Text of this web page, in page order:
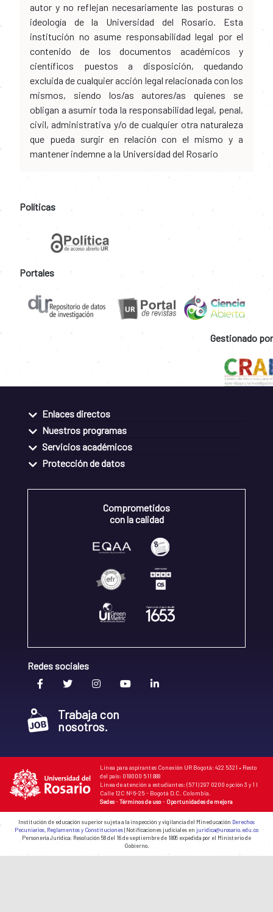
autor y no reflejan necesariamente las posturas o
ideología de la Universidad del Rosario. Esta
institución no asume responsabilidad legal por el
contenido de los documentos académicos y
científicos puestos a disposición, quedando
excluida de cualquier acción legal relacionada con los
mismos, siendo los/as autores/as quienes se
obligan a asumir toda la responsabilidad legal, penal,
civil, administrativa y/o de cualquier otra naturaleza
que pueda surgir en relación con el mismo y a
mantener indemne a la Universidad del Rosario
Políticas
Portales
Gestionado por
Enlaces directos
Nuestros programas
Servicios académicos
Protección de datos
Comprometidos
con la calidad
Redes sociales
Trabaja con
nosotros.
Línea para aspirantes Conexión UR Bogotá: 422 5321 • Resto
del país: 018000 511 888
Línea de atención a estudiantes: (571) 297 0200 opción 3 y 1 I
Calle 12C Nº 6-25 - Bogotá D.C. Colombia.
Sedes-Términos de uso- Oportunidades de mejora
Institución de educación superior sujeta a la inspección y vigilancia del Mineducación Derechos
Pecuniarios, Reglamentos y Constituciones| Notificaciones judiciales en juridica@urosario.edu.co
Personería Jurídica: Resolución 58 del 16 de septiembre de 1895 expedida por el Ministerio de
Gobierno.